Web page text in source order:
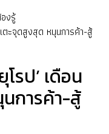
งรู้
ตะจุดสูงสุด หนุนการค้า-สู้
รป’ เดือน
การค้า-สู้